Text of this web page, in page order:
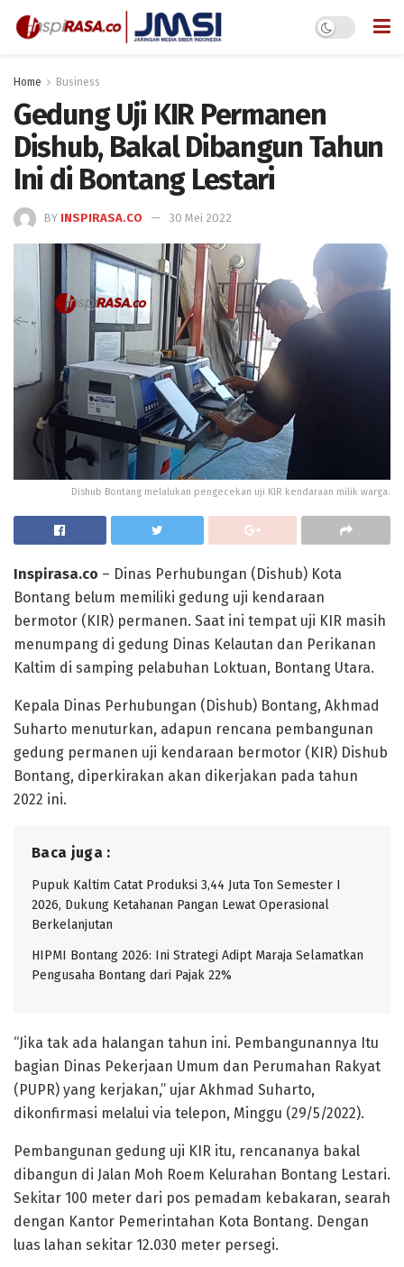
Home Business
Gedung Uji KIR Permanen
Dishub, Bakal Dibangun Tahun
Ini di Bontang Lestari
BY INSPIRASA.CO 30 Mei 2022
Dishub Bontang melalukan pengecekan uji KIR kendaraan milik warga.
Inspirasa.co – Dinas Perhubungan (Dishub) Kota
Bontang belum memiliki gedung uji kendaraan
bermotor (KIR) permanen. Saat ini tempat uji KIR masih
menumpang di gedung Dinas Kelautan dan Perikanan
Kaltim di samping pelabuhan Loktuan, Bontang Utara.
Kepala Dinas Perhubungan (Dishub) Bontang, Akhmad
Suharto menuturkan, adapun rencana pembangunan
gedung permanen uji kendaraan bermotor (KIR) Dishub
Bontang, diperkirakan akan dikerjakan pada tahun
2022 ini.
Baca juga :
Pupuk Kaltim Catat Produksi 3,44 Juta Ton Semester I
2026, Dukung Ketahanan Pangan Lewat Operasional
Berkelanjutan
HIPMI Bontang 2026: Ini Strategi Adipt Maraja Selamatkan
Pengusaha Bontang dari Pajak 22%
“Jika tak ada halangan tahun ini. Pembangunannya Itu
bagian Dinas Pekerjaan Umum dan Perumahan Rakyat
(PUPR) yang kerjakan,” ujar Akhmad Suharto,
dikonfirmasi melalui via telepon, Minggu (29/5/2022).
Pembangunan gedung uji KIR itu, rencananya bakal
dibangun di Jalan Moh Roem Kelurahan Bontang Lestari.
Sekitar 100 meter dari pos pemadam kebakaran, searah
dengan Kantor Pemerintahan Kota Bontang. Dengan
luas lahan sekitar 12.030 meter persegi.